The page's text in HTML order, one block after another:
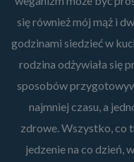
się również mój mąż i
godzinami siedzieć w
rodzina odżywiała się
sposobów
najmniej czasu, a
zdrowe. Wszystko, co
jedzenie na co dzień,